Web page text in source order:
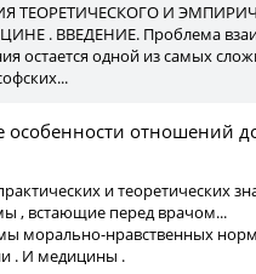
ТЕОРЕТИЧЕСКОГО И
. ВВЕДЕНИЕ. Проблема
остается одной из самых
особенности отношений
и теоретических
, встающие перед врачом...
морально-нравственных
. И медицины .